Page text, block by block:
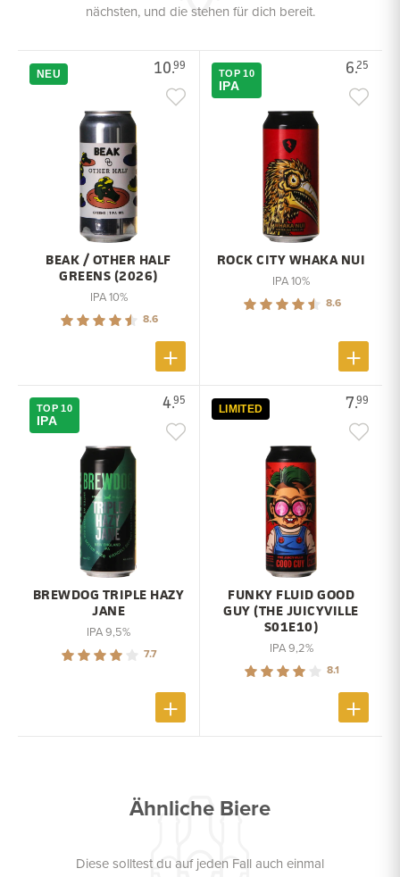
nächsten, und die stehen für dich bereit.
10.99
NEU
BEAK / OTHER HALF
GREENS (2026)
IPA 10%
8.6
6.25
TOP 10
IPA
ROCK CITY WHAKA NUI
IPA 10%
8.6
4.95
TOP 10
IPA
BREWDOG TRIPLE HAZY
JANE
IPA 9,5%
7.7
7.99
LIMITED
FUNKY FLUID GOOD
GUY (THE JUICYVILLE
S01E10)
IPA 9,2%
8.1
Ähnliche Biere
Diese solltest du auf jeden Fall auch einmal